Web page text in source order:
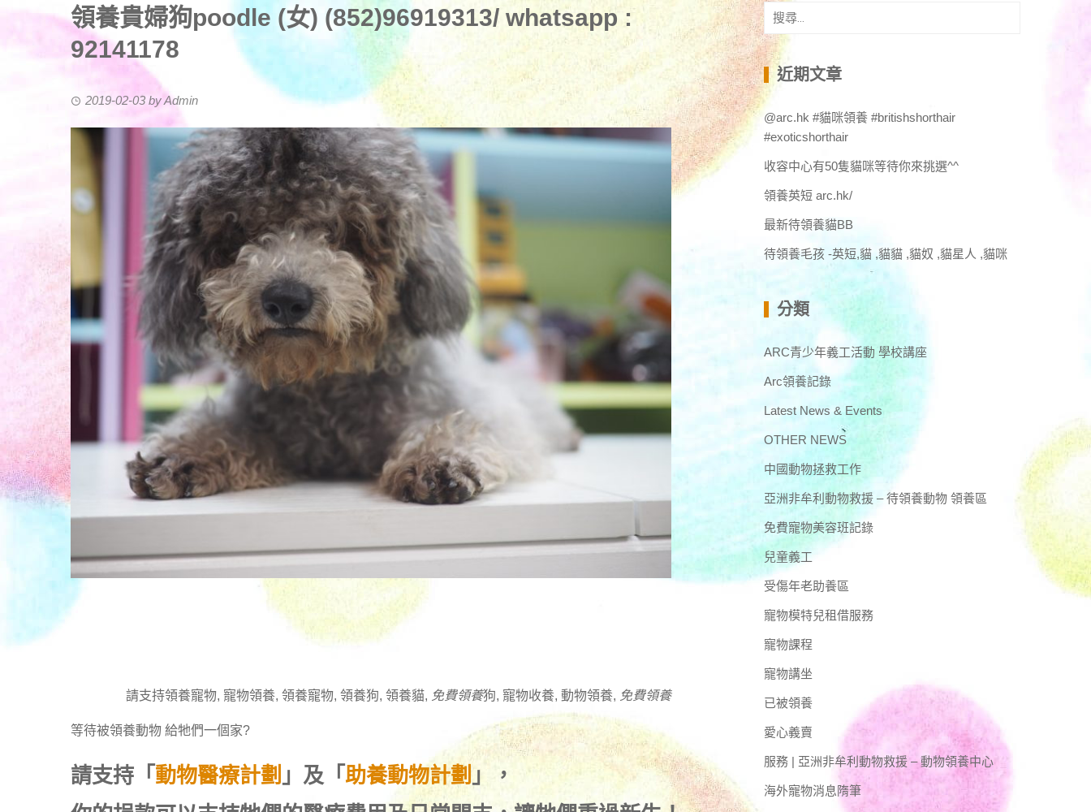
領養貴婦狗poodle (女) (852)96919313/ whatsapp :
92141178
2019-02-03 byAdmin
請支持領養寵物, 寵物領養, 領養寵物, 領養狗, 領養貓, 免費領養狗, 寵物收養, 動物領養, 免費領養
等待被領養動物 給牠們一個家?
請支持「 動物醫療計劃 」及「 助養動物計劃」，
搜
尋
關
鍵
字:
近期文章
@arc.hk #貓咪領養 #britishshorthair
#exoticshorthair
收容中心有50隻貓咪等待你來挑選^^
領養英短 arc.hk/
最新待領養貓BB
待領養毛孩 -英短,貓 ,貓貓 ,貓奴 ,貓星人 ,貓咪
分類
ARC青少年義工活動 學校講座
Arc領養記錄
Latest News & Events
OTHER NEWS
中國動物拯救工作
亞洲非牟利動物救援 – 待領養動物 領養區
免費寵物美容班記錄
兒童義工
受傷年老助養區
寵物模特兒租借服務
寵物課程
寵物講坐
已被領養
愛心義賣
服務 | 亞洲非牟利動物救援 – 動物領養中心
海外寵物消息隋筆